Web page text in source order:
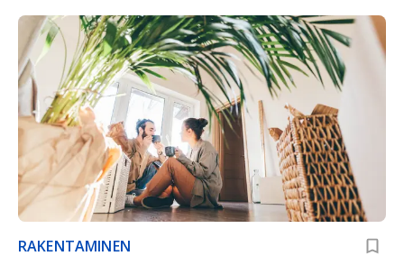
RAKENTAMINEN